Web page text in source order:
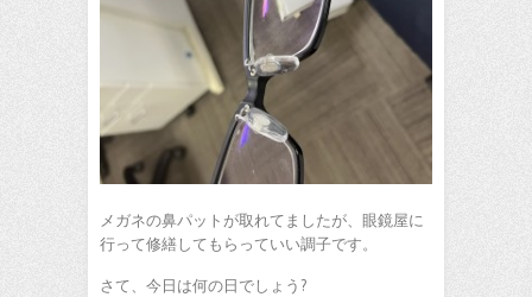
メガネの鼻パットが取れてましたが、眼鏡屋に
行って修繕してもらっていい調子です。
さて、今日は何の日でしょう?